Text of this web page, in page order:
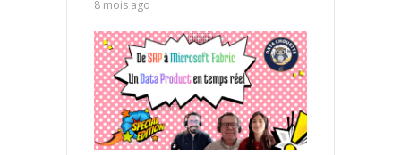
8 mois ago